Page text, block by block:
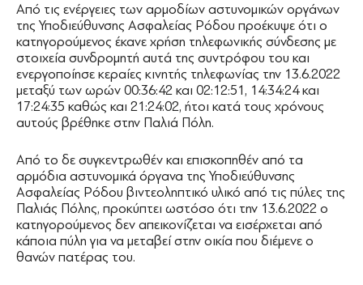
Από τις ενέργειες των αρμοδίων αστυνομικών οργάνων
της Υποδιεύθυνσης Ασφαλείας Ρόδου προέκυψε ότι ο
κατηγορούμενος έκανε χρήση τηλεφωνικής σύνδεσης με
στοιχεία συνδρομητή αυτά της συντρόφου του και
ενεργοποίησε κεραίες κινητής τηλεφωνίας την 13.6.2022
μεταξύ των ωρών 00:36:42 και 02:12:51, 14:34:24 και
17:24:35 καθώς και 21:24:02, ήτοι κατά τους χρόνους
αυτούς βρέθηκε στην Παλιά Πόλη.
Από το δε συγκεντρωθέν και επισκοπηθέν από τα
αρμόδια αστυνομικά όργανα της Υποδιεύθυνσης
Ασφαλείας Ρόδου βιντεοληπτικό υλικό από τις πύλες της
Παλιάς Πόλης, προκύπτει ωστόσο ότι την 13.6.2022 ο
κατηγορούμενος δεν απεικονίζεται να εισέρχεται από
κάποια πύλη για να μεταβεί στην οικία που διέμενε ο
θανών πατέρας του.